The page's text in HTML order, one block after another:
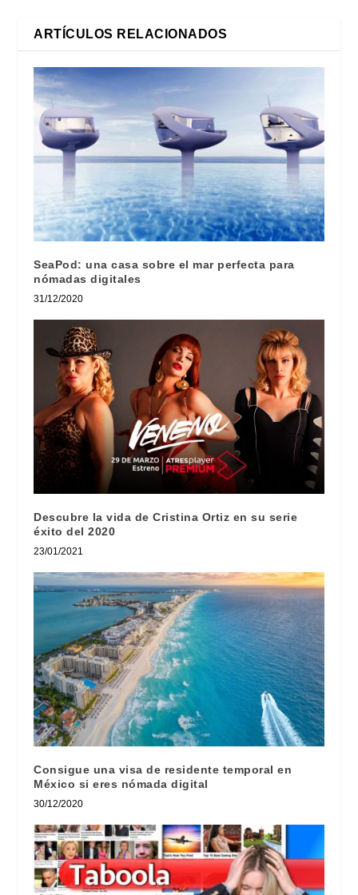
ARTÍCULOS RELACIONADOS
SeaPod: una casa sobre el mar perfecta para
nómadas digitales
31/12/2020
Descubre la vida de Cristina Ortiz en su serie
éxito del 2020
23/01/2021
Consigue una visa de residente temporal en
México si eres nómada digital
30/12/2020